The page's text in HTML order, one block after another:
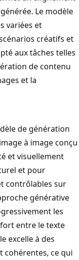
Le modèle
variées et
créatifs et
aux tâches telles
de contenu
et la
de génération
à image conçu
et visuellement
et pour
contrôlables sur
générative
les
entre le texte
excelle à des
cohérentes, ce qui